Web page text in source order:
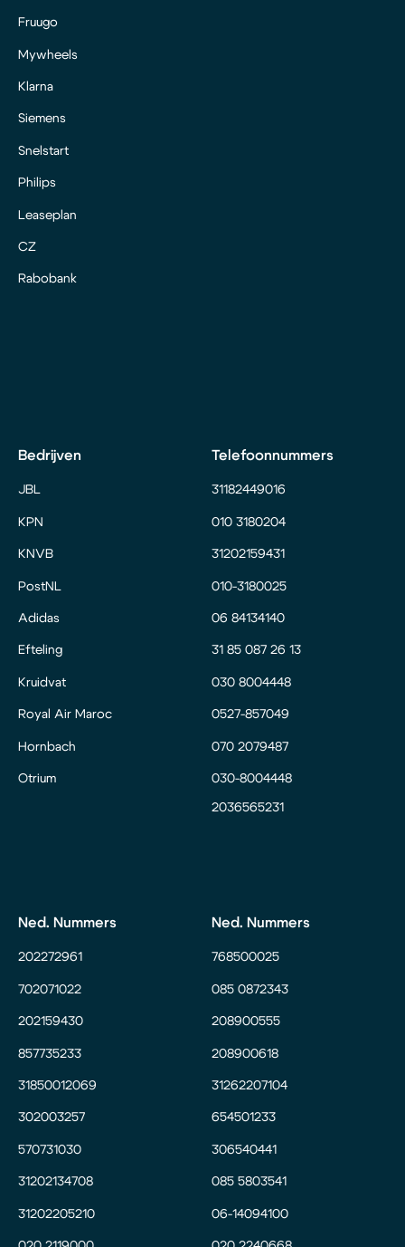
Fruugo
Mywheels
Klarna
Siemens
Snelstart
Philips
Leaseplan
CZ
Rabobank
Bedrijven
JBL
KPN
KNVB
PostNL
Adidas
Efteling
Kruidvat
Royal Air Maroc
Hornbach
Otrium
Telefoonnummers
31182449016
010 3180204
31202159431
010-3180025
06 84134140
31 85 087 26 13
030 8004448
0527-857049
070 2079487
030-8004448
2036565231
Ned. Nummers
202272961
702071022
202159430
857735233
31850012069
302003257
570731030
31202134708
31202205210
Ned. Nummers
768500025
085 0872343
208900555
208900618
31262207104
654501233
306540441
085 5803541
06-14094100